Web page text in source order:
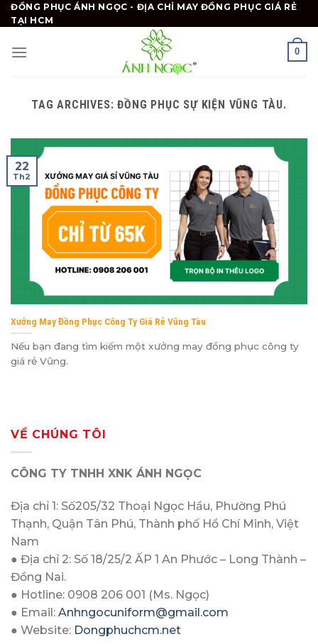
Skip
to
ĐỒNG PHỤC ÁNH NGỌC - ĐỊA CHỈ MAY ĐỒNG PHỤC GIÁ RẺ
TẠI HCM
0
TAG ARCHIVES:ĐỒNG PHỤC SỰ KIỆN VŨNG TÀU.
Xưởng May Đồng Phục Công Ty Giá Rẻ Vũng Tàu
Nếu bạn đang tìm kiếm một xưởng may đồng phục công ty
giá rẻ Vũng.
22
Th2
VỀ CHÚNG TÔI
CÔNG TY TNHH XNK ÁNH NGỌC
Địa chỉ 1: Số205/32 Thoại Ngọc Hầu, Phường Phú
Thạnh, Quận Tân Phú, Thành phố Hồ Chí Minh, Việt
Nam
● Địa chỉ 2: Số 18/25/2 ẤP 1 An Phước – Long Thành –
Đồng Nai.
● Hotline: 0908 206 001 (Ms. Ngọc)
● Email: Anhngocuniform@gmail.com
● Website: Dongphuchcm.net